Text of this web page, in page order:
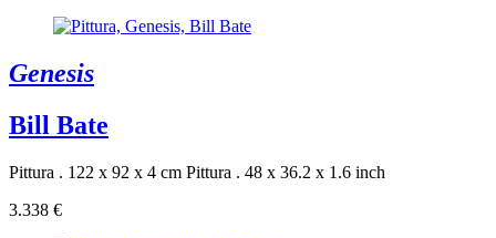
Genesis
Bill Bate
Pittura . 122 x 92 x 4 cm Pittura . 48 x 36.2 x 1.6 inch
3.338 €